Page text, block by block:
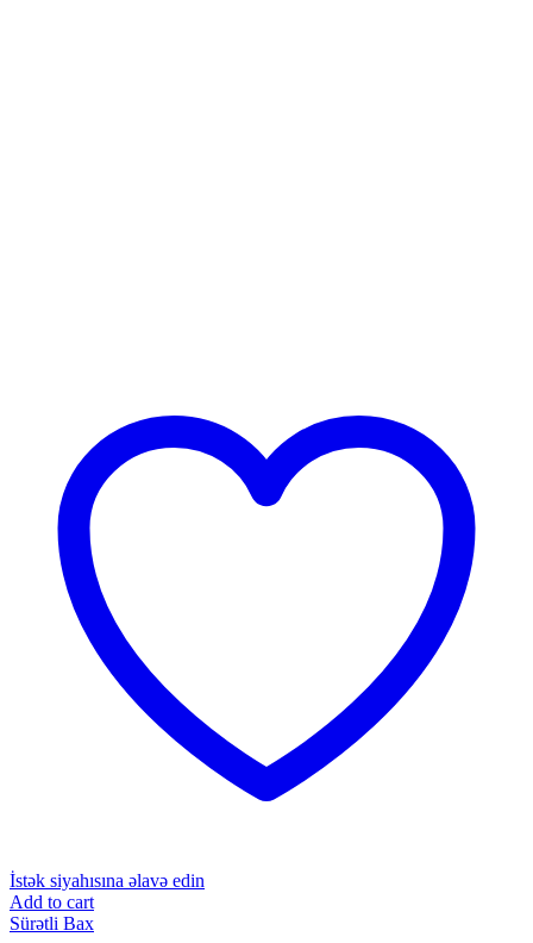
İstək siyahısına əlavə edin
Add to cart
Sürətli Bax